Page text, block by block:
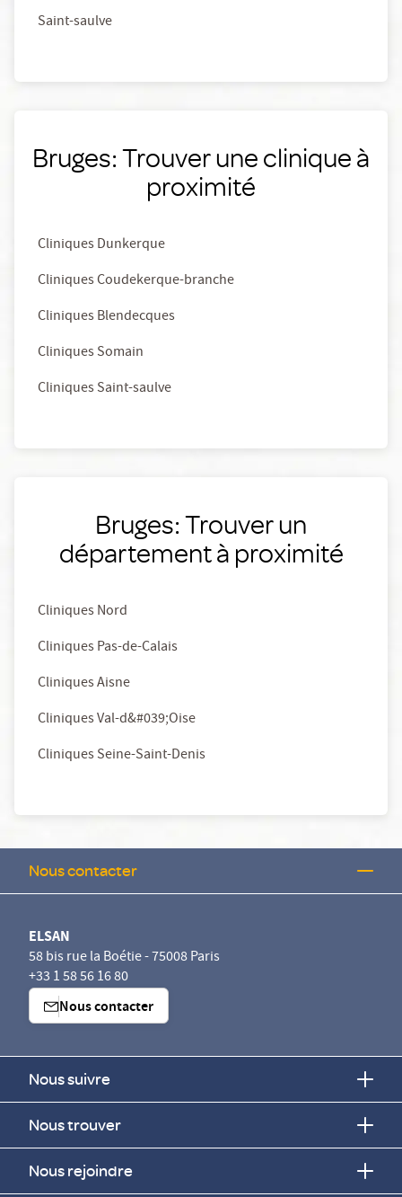
Saint-saulve
Bruges: Trouver une clinique à
proximité
Cliniques Dunkerque
Cliniques Coudekerque-branche
Cliniques Blendecques
Cliniques Somain
Cliniques Saint-saulve
Bruges: Trouver un
département à proximité
Cliniques Nord
Cliniques Pas-de-Calais
Cliniques Aisne
Cliniques Val-d&#039;Oise
Cliniques Seine-Saint-Denis
Nous contacter
ELSAN
58 bis rue la Boétie - 75008 Paris
+33 1 58 56 16 80
Nous contacter
Nous suivre
Nous trouver
Nous rejoindre